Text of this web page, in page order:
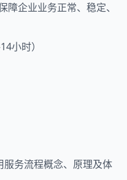
企业业务正常、稳定、
小时）
服务流程概念、原理及体